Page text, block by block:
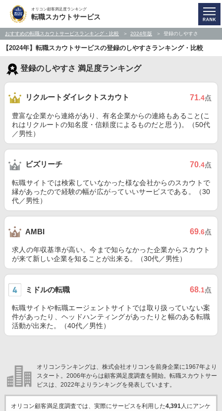
オリコン顧客満足度ランキング
転職スカウトサービス
おすすめの転職スカウトサービスランキング・比較 2024年版 登録のしやすさ
【2024年】転職スカウトサービスの登録のしやすさランキング・比較
登録のしやすさ 満足度ランキング
リクルートダイレクトスカウト 71.4点
豊富な企業から連絡があり、有名企業からの連絡もあること(こ
れはリクルートの知名度・信頼度によるものだと思う)。（50代
／男性）
ビズリーチ 70.4点
転職サイトでは検索していなかった様な会社からのスカウトで
縁があったので経験の幅が広がっていいサービスである。（30
代／男性）
AMBI 69.6点
求人の年収基準が高い。今まで知らなかった企業からスカウト
が来て新しい企業を知ることが出来る。（30代／男性）
ミドルの転職 68.1点
転職サイトや転職エージェントサイトでは取り扱っていない案
件があったり、ヘッドハンティングがあったりと幅のある転職
活動が出来た。（40代／男性）
オリコンランキングは、株式会社オリコンを前身企業に1967年より
スタート。2006年からは顧客満足度調査を開始。転職スカウトサー
ビスは、2022年よりランキングを発表しています。
オリコン顧客満足度調査では、実際にサービスを利用した4,391人にアンケ